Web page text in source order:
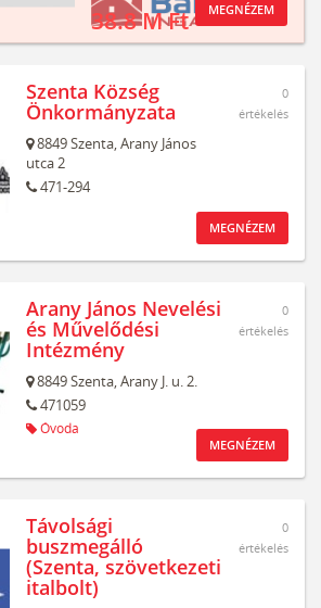
38.8 M Ft MEGNÉZEM
Szenta Község
Önkormányzata
8849Szenta,Arany János
utca 2
471-294
0
értékelés
MEGNÉZEM
Arany János Nevelési
és Művelődési
Intézmény
8849Szenta,Arany J. u. 2.
471059
Óvoda
0
értékelés
MEGNÉZEM
Távolsági
buszmegálló
(Szenta, szövetkezeti
italbolt)
0
értékelés